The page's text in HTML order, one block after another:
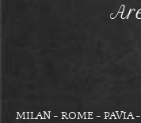
MILAN - ROME - PAVIA